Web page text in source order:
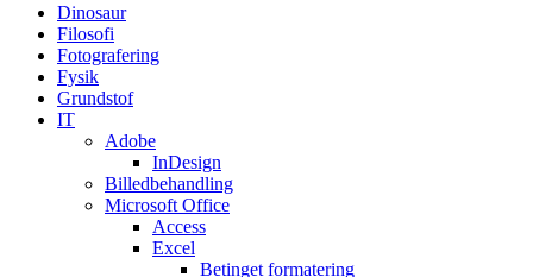
Dinosaur
Filosofi
Fotografering
Fysik
Grundstof
IT
Adobe
InDesign
Billedbehandling
Microsoft Office
Access
Excel
Betinget formatering